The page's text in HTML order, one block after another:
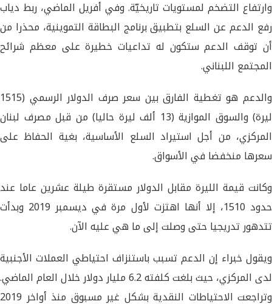
وارتفاع التضخم لمستويات تاريخيّة. وفي أفريل الماضي، ربط دياب
رفع الدعم عن السلع بتطبيق برنامج البطاقة التموينية، محذرا من
أن توقف الدعم ستكون له تداعيات خطيرة على معظم شرائح
المجتمع اللبناني.
والدعم هو تغطية الفارق بين سعر صرف الدولار الرسمي (1515
ليرة) والسوق الموازية (13 ألف ليرة حاليا) من قبل مصرف لبنان
المركزي، من أجل استيراد السلع الأساسية، بغية الحفاظ على
سعرها منخفضا في الأسواق.
وكانت قيمة الليرة مقابل الدولار مستقرة طيلة عشرين عاما عند
حدود 1510، إلا أنها اهتزت لأول مرة في ديسمبر 2019 وبدأت
تتدهور تدريجيا حتى وصلت إلى ما هي عليه الآن.
ويقول خبراء إن الدعم تسبب باستنزاف احتياطي العملات الأجنبية
لدى المركزي، حيث بلغت كلفته 6.2 مليار دولار خلال العام الماضي.
وتراجعت الاحتياطات النقدية بشكل غير مسبوق منذ أواخر 2019